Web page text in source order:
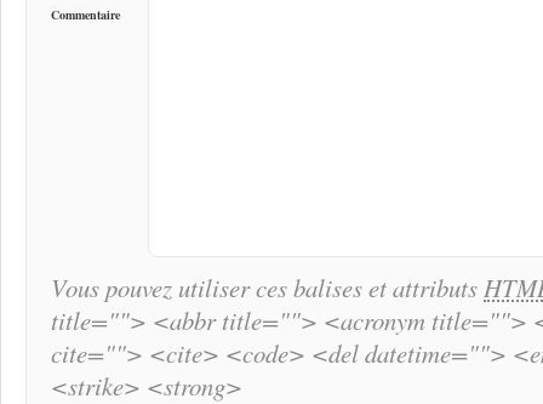
Commentaire
Vous pouvez utiliser ces balises et attributs
title=""> <abbr title=""> <acronym title="">
cite=""> <cite> <code> <del datetime="">
<strike> <strong>